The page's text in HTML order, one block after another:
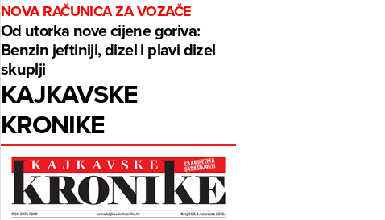
NOVA RAČUNICA ZA VOZAČE
Od utorka nove cijene goriva:
Benzin jeftiniji, dizel i plavi dizel
skuplji
KAJKAVSKE
KRONIKE